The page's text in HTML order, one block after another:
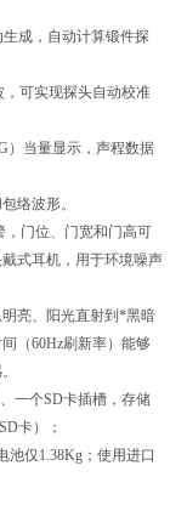
成，自动计算锻件探
可实现探头自动校准
）当量显示，声程数据
络波形。
，门位、门宽和门高可
式耳机，用于环境噪声
亮、阳光直射到*黑暗
（60Hz刷新率）能够
一个SD卡插槽，存储
卡）；
池仅1.38Kg；使用进口